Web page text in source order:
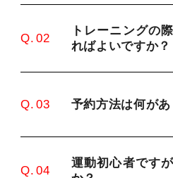
Q. 02
トレーニングの
ればよいですか？
Q. 03 予約方法は何があ
Q. 04
運動初心者です